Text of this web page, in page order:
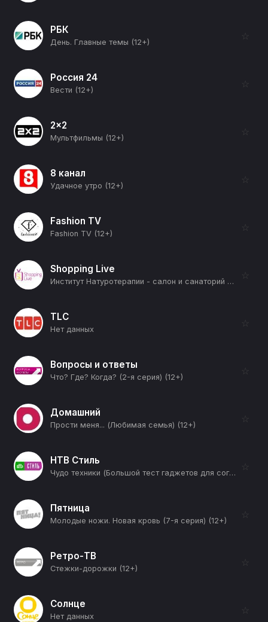
РБК
День. Главные темы (12+)
☆
Россия 24
Вести (12+)
☆
2x2
Мультфильмы (12+)
☆
8 канал
Удачное утро (12+)
☆
Fashion TV
Fashion TV (12+)
☆
Shopping Live
Институт Натуротерапии - салон и санаторий дома (12+)
☆
TLC
Нет данных
☆
Вопросы и ответы
Что? Где? Когда? (2-я серия) (12+)
☆
Домашний
Прости меня... (Любимая семья) (12+)
☆
НТВ Стиль
Чудо техники (Большой тест гаджетов для согрева зимой и проверка кокосового масла на универсальность) (12+)
☆
Пятница
Молодые ножи. Новая кровь (7-я серия) (12+)
☆
Ретро-ТВ
Стежки-дорожки (12+)
☆
Солнце
Нет данных
☆